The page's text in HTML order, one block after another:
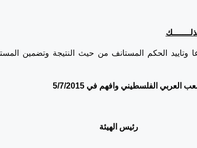
وتاييد الحكم المستانف من حيث النتيجة وتضمين
الفلسطيني وافهم في 5/7/2015
رئيس الهيئة